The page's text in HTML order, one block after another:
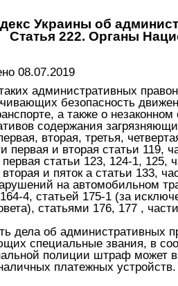
Украины об
Статья 222. Органы
08.07.2019
административных
безопасность
а также о
содержания
вторая, третья,
первая и вторая статьи
статьи 123, 124-1,
и пяток а статьи 133,
на автомобильном
4, статьей 175-1 (за
статьями 176, 177 ,
дела об административных
специальные звания, в
полиции штраф может
платежных устройств.